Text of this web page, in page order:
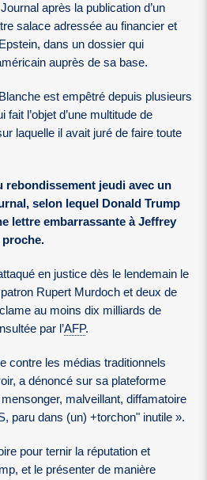
après la publication d’un
salace adressée au financier et
dans un dossier qui
auprès de sa base.
est empêtré depuis plusieurs
l’objet d’une multitude de
laquelle il avait juré de faire toute
rebondissement jeudi avec un
selon lequel Donald Trump
lettre embarrassante à Jeffrey
proche.
en justice dès le lendemain le
Rupert Murdoch et deux de
au moins dix milliards de
par l’AFP.
contre les médias traditionnels
a dénoncé sur sa plateforme
malveillant, diffamatoire
paru dans (un) +torchon" inutile ».
pour ternir la réputation et
et le présenter de manière